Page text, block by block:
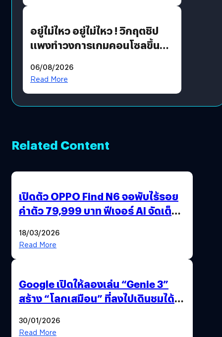
อยู่ไม่ไหว อยู่ไม่ไหว ! วิกฤตชิป
แพงทำวงการเกมคอนโซลขึ้น
?
06/08/2026
Read More
Related Content
เปิดตัว OPPO Find N6 จอพับไร้รอย
ค่าตัว 79,999 บาท ฟีเจอร์ AI จัดเต็ม
18/03/2026
Read More
Google เปิดให้ลองเล่น “Genie 3”
สร้าง “โลกเสมือน” ที่ลงไปเดินชมได้
30/01/2026
Read More